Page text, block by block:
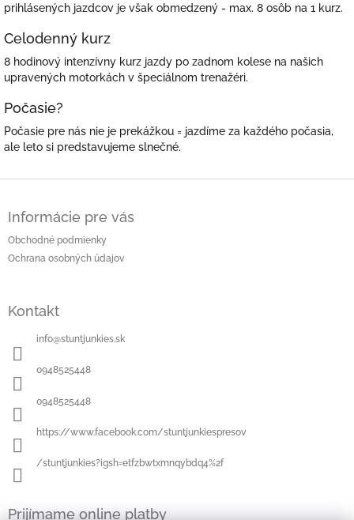
prihlásených jazdcov je však obmedzený - max. 8 osôb na 1 kurz.
Celodenný kurz
8 hodinový intenzívny kurz jazdy po zadnom kolese na našich
upravených motorkách v špeciálnom trenažéri.
Počasie?
Počasie pre nás nie je prekážkou = jazdíme za každého počasia,
ale leto si predstavujeme slnečné.
Informácie pre vás
Obchodné podmienky
Ochrana osobných údajov
Kontakt
info@stuntjunkies.sk
0948525448
0948525448
https://www.facebook.com/stuntjunkiespresov
/stuntjunkies?igsh=etfzbwtxmnqybdq4%2f
Prijímame online platby